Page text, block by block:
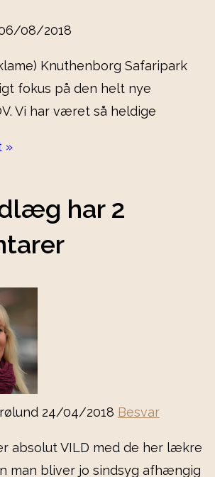
08/2018
Knuthenborg Safaripark
fokus på den helt nye
Vi har været så heldige
»
har 2
24/04/2018 Besvar
absolut VILD med de her lækre
man bliver jo sindsyg afhængig